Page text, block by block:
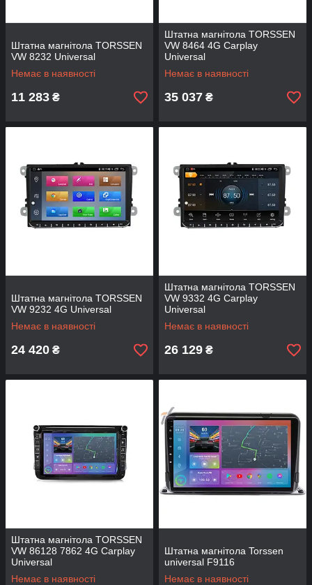
Штатна магнітола TORSSEN
VW 8232 Universal
Немає в наявності
11 283 ₴
Штатна магнітола TORSSEN
VW 8464 4G Carplay
Universal
Немає в наявності
35 037 ₴
Штатна магнітола TORSSEN
VW 9232 4G Universal
Немає в наявності
24 420 ₴
Штатна магнітола TORSSEN
VW 9332 4G Carplay
Universal
Немає в наявності
26 129 ₴
Штатна магнітола TORSSEN
VW 86128 7862 4G Carplay
Universal
Немає в наявності
Штатна магнітола Torssen
universal F9116
Немає в наявності